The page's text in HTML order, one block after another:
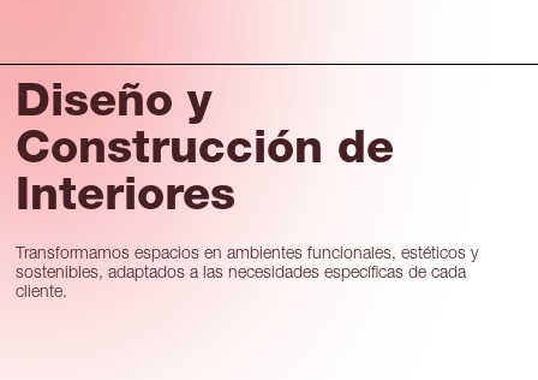
Diseño y
Construcción de
Interiores
Transformamos espacios en ambientes funcionales, estéticos y
sostenibles, adaptados a las necesidades específicas de cada
cliente.